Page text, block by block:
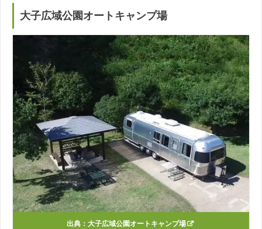
大子広域公園オートキャンプ場
出典： 大子広域公園オートキャンプ場